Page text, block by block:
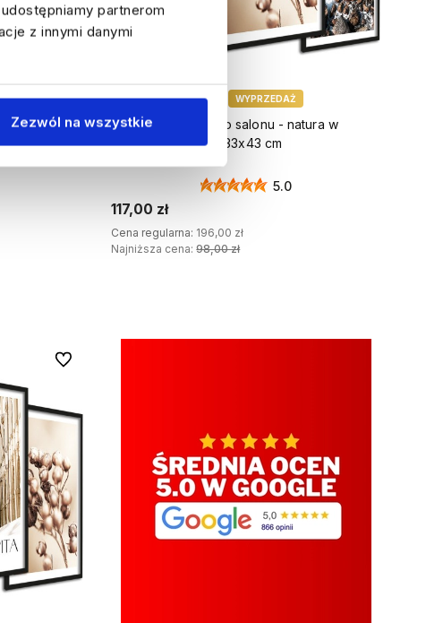
partnerom
z innymi danymi
Zezwól na wszystkie
protea,
40% WYPRZEDAŻ
Zestaw obrazów do salonu - natura w
beżach i błękitach 33x43 cm
5.0
117,00 zł
Cena regularna: 196,00 zł
Najniższa cena:98,00 zł
Do ulubionych